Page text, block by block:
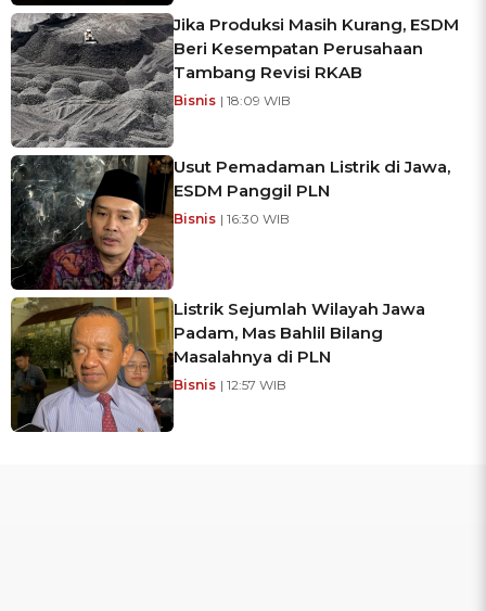
Jika Produksi Masih Kurang, ESDM
Beri Kesempatan Perusahaan
Tambang Revisi RKAB
Bisnis | 18:09 WIB
Usut Pemadaman Listrik di Jawa,
ESDM Panggil PLN
Bisnis | 16:30 WIB
Listrik Sejumlah Wilayah Jawa
Padam, Mas Bahlil Bilang
Masalahnya di PLN
Bisnis | 12:57 WIB